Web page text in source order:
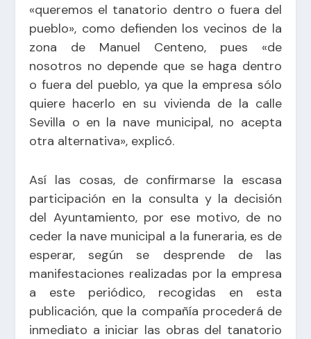
«queremos el tanatorio dentro o fuera del
pueblo», como defienden los vecinos de la
zona de Manuel Centeno, pues «de
nosotros no depende que se haga dentro
o fuera del pueblo, ya que la empresa sólo
quiere hacerlo en su vivienda de la calle
Sevilla o en la nave municipal, no acepta
otra alternativa», explicó.
Así las cosas, de confirmarse la escasa
participación en la consulta y la decisión
del Ayuntamiento, por ese motivo, de no
ceder la nave municipal a la funeraria, es de
esperar, según se desprende de las
manifestaciones realizadas por la empresa
a este periódico, recogidas en esta
publicación, que la compañía procederá de
inmediato a iniciar las obras del tanatorio